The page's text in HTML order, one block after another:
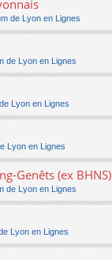
de Lyon en Lignes
de Lyon en Lignes
Lyon en Lignes
Lyon en Lignes
Genêts (ex BHNS)
de Lyon en Lignes
Lyon en Lignes